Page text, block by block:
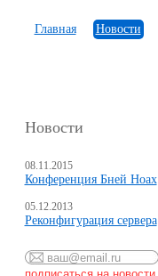
Главная Новости
Новости
08.11.2015
Конференция Бней Ноах
05.12.2013
Реконфигурация сервера